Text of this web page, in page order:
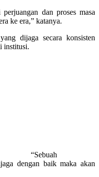
dan proses masa
ke era,” katanya.
dijaga secara konsisten
institusi.
“Sebuah
dengan baik maka akan